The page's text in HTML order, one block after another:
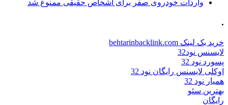
واردات خودروی صفر برای اشخاص حقیقی ممنوع شد
.
خرید بک لینک behtarinbacklink.com
لایسنس نود32
پسورد نود 32
اوکلی لایسنس رایگان نود 32
همیار نود 32
بهترین سئو
رایگان